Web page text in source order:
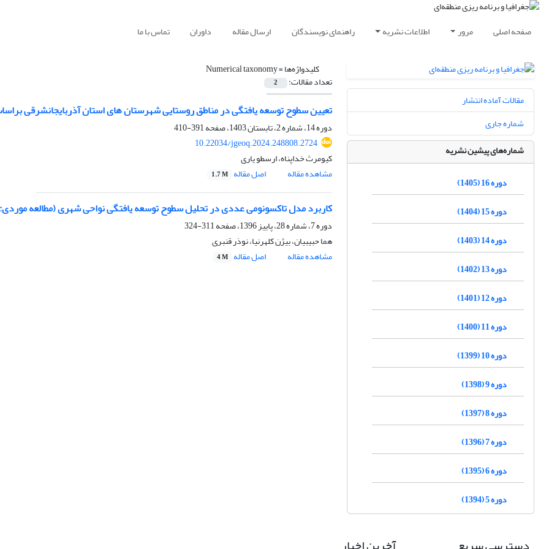
صفحه اصلی مرور اطلاعات نشریه راهنمای نویسندگان ارسال مقاله داوران تماس با ما
کلیدواژه‌ها =Numerical taxonomy
تعداد مقالات: 2
تعیین سطوح توسعه یافتگی در مناطق روستایی شهرستان های استان آذربایجانشرقی
دوره 14، شماره 2، تابستان 1403، صفحه
391-410
10.22034/jgeoq.2024.248808.2724
کیومرث خداپناه، ارسطو یاری
مشاهده مقاله
اصل مقاله 1.7 M
کاربرد مدل تاکسونومی عددی در تحلیل سطوح توسعه یافتگی نواحی شهری (مطالعه
دوره 7، شماره 28، پاییز 1396، صفحه
311-324
هما حبیبیان، بیژن کلهرنیا، نوذر قنبری
مشاهده مقاله
اصل مقاله 4 M
مقالات آماده انتشار
شماره جاری
شماره‌های پیشین نشریه
دوره 16 (1405)
دوره 15 (1404)
دوره 14 (1403)
دوره 13 (1402)
دوره 12 (1401)
دوره 11 (1400)
دوره 10 (1399)
دوره 9 (1398)
دوره 8 (1397)
دوره 7 (1396)
دوره 6 (1395)
دوره 5 (1394)